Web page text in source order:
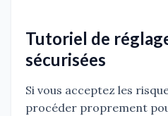
Tutoriel de
sécurisées
Si vous acceptez les
procéder proprement